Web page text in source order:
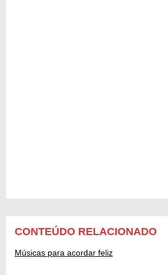
CONTEÚDO RELACIONADO
Músicas para acordar feliz